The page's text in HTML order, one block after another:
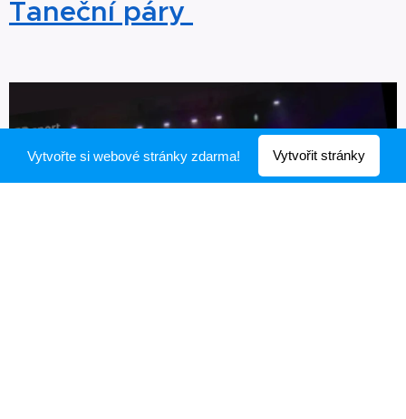
Taneční páry
Vytvořte si webové stránky zdarma! Vytvořit stránky